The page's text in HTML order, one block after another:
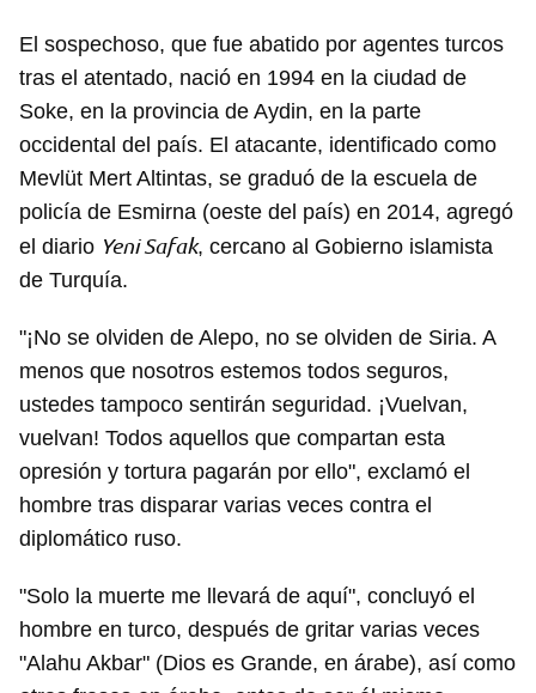
El sospechoso, que fue abatido por agentes turcos
tras el atentado, nació en 1994 en la ciudad de
Soke, en la provincia de Aydin, en la parte
occidental del país. El atacante, identificado como
Mevlüt Mert Altintas, se graduó de la escuela de
policía de Esmirna (oeste del país) en 2014, agregó
el diario Yeni Safak, cercano al Gobierno islamista
de Turquía.
"¡No se olviden de Alepo, no se olviden de Siria. A
menos que nosotros estemos todos seguros,
ustedes tampoco sentirán seguridad. ¡Vuelvan,
vuelvan! Todos aquellos que compartan esta
opresión y tortura pagarán por ello", exclamó el
hombre tras disparar varias veces contra el
diplomático ruso.
"Solo la muerte me llevará de aquí", concluyó el
hombre en turco, después de gritar varias veces
"Alahu Akbar" (Dios es Grande, en árabe), así como